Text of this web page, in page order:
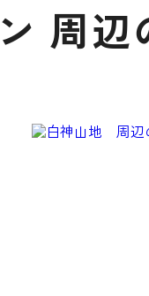
周辺